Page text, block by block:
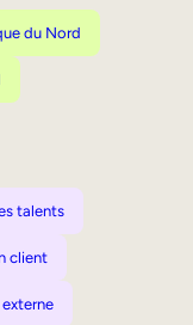
du Nord
talents
client